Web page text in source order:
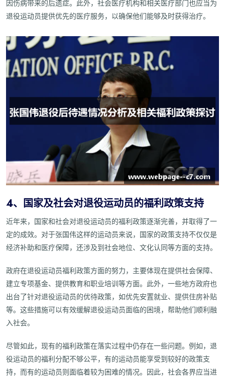
因伤病带来的后遗症。此外，社会医疗机构和相关医疗部门也应当为
退役运动员提供优先的医疗服务，以确保他们能够及时获得治疗。
4、国家及社会对退役运动员的福利政策支持
近年来，国家和社会对退役运动员的福利政策逐渐完善，并取得了一
定的成效。对于张国伟这样的运动员来说，国家的政策支持不仅仅是
经济补助和医疗保障，还涉及到社会地位、文化认同等方面的支持。
政府在退役运动员福利政策方面的努力，主要体现在提供社会保障、
建立专项基金、提供教育和职业培训等方面。此外，一些地方政府也
出台了针对退役运动员的优待政策，如优先安置就业、提供住房补贴
等。这些措施可以有效缓解退役运动员面临的困境，帮助他们顺利融
入社会。
尽管如此，现有的福利政策在落实过程中仍存在一些问题。例如，退
役运动员的福利分配不够公平，有的运动员能享受到较好的政策支
持，而有的运动员则面临着较为困难的情况。因此，社会各界应当进